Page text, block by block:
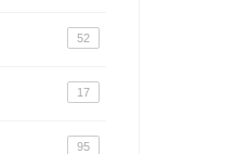
52
17
95